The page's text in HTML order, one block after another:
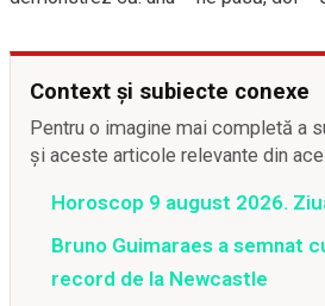
Context și subiecte conexe
Pentru o imagine mai completă a
și aceste articole relevante din
Horoscop 9 august 2026.
Bruno Guimaraes a semnat
record de la Newcastle